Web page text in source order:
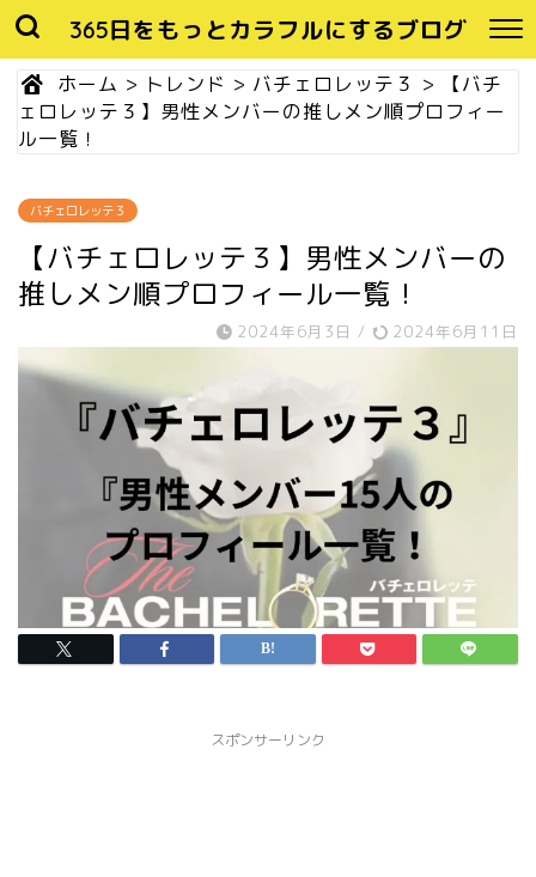
365日をもっとカラフルにするブログ
ホーム > トレンド > バチェロレッテ３ >
【バチ
ェロレッテ３】男性メンバーの推しメン順プロフィー
ル一覧！
バチェロレッテ３
【バチェロレッテ３】男性メンバーの
推しメン順プロフィール一覧！
2024年6月3日 / 2024年6月11日
スポンサーリンク